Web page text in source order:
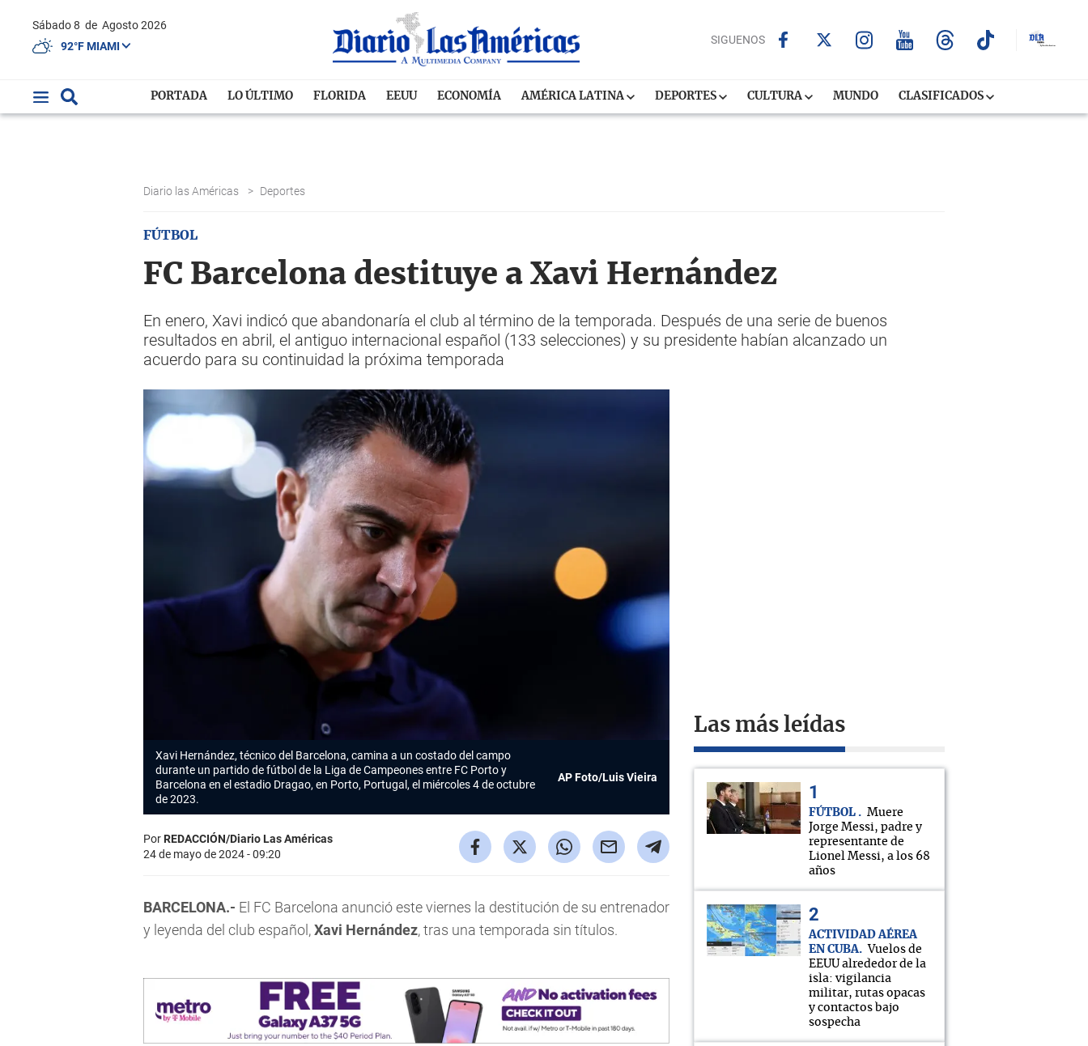
Sábado 8 de Agosto 2026
92°F MIAMI
SIGUENOS
PORTADA LO ÚLTIMO FLORIDA EEUU ECONOMÍA AMÉRICA LATINA DEPORTES CULTURA MUNDO CLASIFICADOS
Diario las Américas > Deportes
FÚTBOL
FC Barcelona destituye a Xavi Hernández
En enero, Xavi indicó que abandonaría el club al término de la temporada. Después de una serie de buenos
resultados en abril, el antiguo internacional español (133 selecciones) y su presidente habían alcanzado un
acuerdo para su continuidad la próxima temporada
Xavi Hernández, técnico del Barcelona, camina a un costado del campo
durante un partido de fútbol de la Liga de Campeones entre FC Porto y
Barcelona en el estadio Dragao, en Porto, Portugal, el miércoles 4 de octubre
de 2023.
AP Foto/Luis Vieira
PorREDACCIÓN/Diario Las Américas
24 de mayo de 2024 - 09:20
BARCELONA.- El FC Barcelona anunció este viernes la destitución de su entrenador
y leyenda del club español,Xavi Hernández, tras una temporada sin títulos.
Las más leídas
FÚTBOL
Muere
Jorge Messi, padre y
representante de
Lionel Messi, a los 68
años
ACTIVIDAD AÉREA
EN CUBA
Vuelos de
EEUU alrededor de la
isla: vigilancia
militar, rutas opacas
y contactos bajo
sospecha